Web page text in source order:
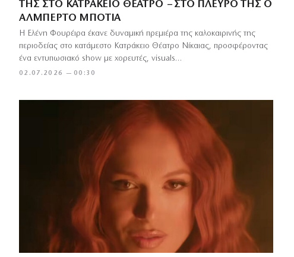
ΤΗΣ ΣΤΟ ΚΑΤΡΆΚΕΙΟ ΘΈΑΤΡΟ – ΣΤΟ ΠΛΕΥΡΌ ΤΗΣ Ο
ΑΛΜΠΈΡΤΟ ΜΠΟΤΊΑ
02.07.2026 — 00:30
Η Ελένη Φουρέιρα έκανε δυναμική πρεμιέρα της καλοκαιρινής της
περιοδείας στο κατάμεστο Κατράκειο Θέατρο Νίκαιας, προσφέροντας
ένα εντυπωσιακό show με χορευτές, visuals…